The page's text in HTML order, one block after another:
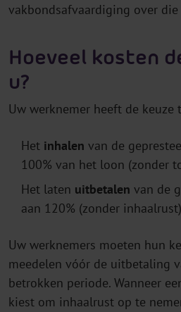
vakbondsafvaardiging over
Hoeveel kosten
u?
Uw werknemer heeft de keuze
Het inhalen van de
100% van het loon (zonder
Het laten uitbetalen van de
aan 120% (zonder inhaalrust)
Uw werknemers moeten hun
meedelen vóór de uitbetaling
betrokken periode. Wanneer
kiest om inhaalrust op te